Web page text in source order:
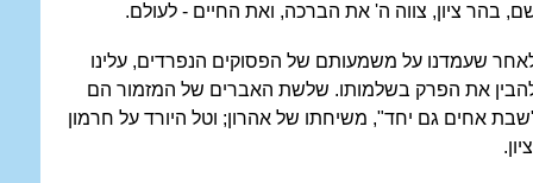
בהר ציון, צווה ה' את הברכה, ואת החיים - לעולם.
שעמדנו על משמעותם של הפסוקים הנפרדים, עלינו
את הפרק בשלמותו. שלשת האברים של המזמור הם
אחים גם יחד", משיחתו של אהרון; וטל היורד על חרמון